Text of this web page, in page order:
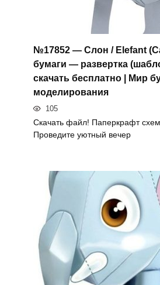
№17852 — Слон / Elefant
бумаги — развертка
скачать бесплатно | Мир
моделирования
105
Скачать файл! Паперкрафт
Проведите уютный вечер